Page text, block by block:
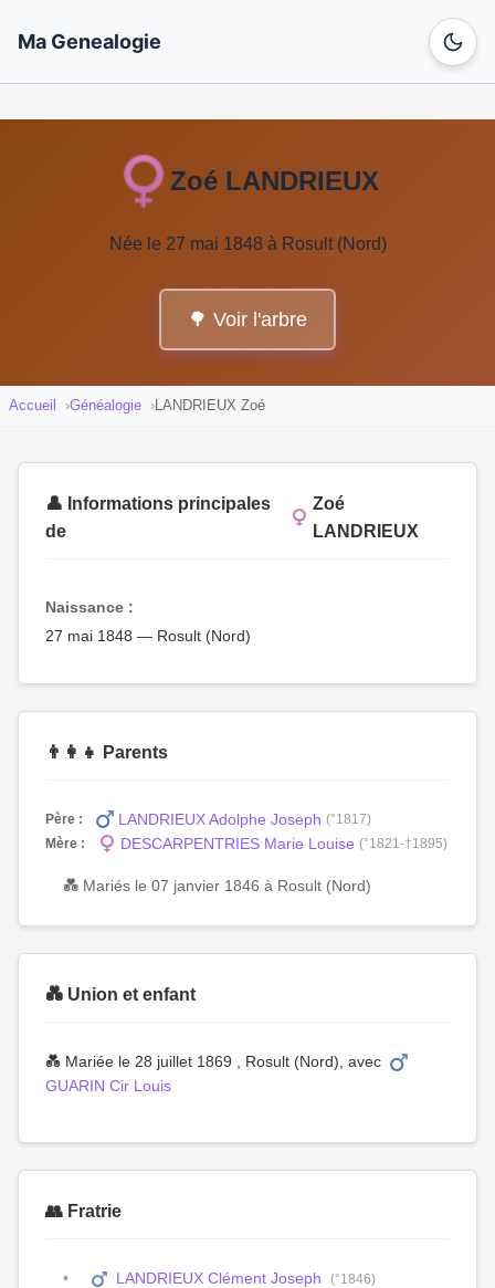
Ma Genealogie
Zoé LANDRIEUX
Née le 27 mai 1848 à Rosult (Nord)
🌳 Voir l'arbre
Accueil Généalogie LANDRIEUX Zoé
👤 Informations principales
de
Zoé
LANDRIEUX
Naissance :
27 mai 1848 — Rosult (Nord)
👨‍👩‍👧 Parents
Père : LANDRIEUX Adolphe Joseph (°1817)
Mère :
DESCARPENTRIES Marie Louise (°1821-†1895)
💑 Mariés le 07 janvier 1846 à Rosult (Nord)
💑 Union et enfant
💑 Mariée le 28 juillet 1869 , Rosult (Nord), avec
GUARIN Cir Louis
👥 Fratrie
LANDRIEUX Clément Joseph (°1846)